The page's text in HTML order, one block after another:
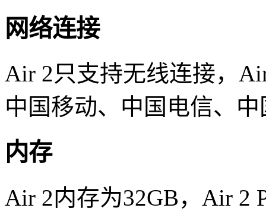
网络连接
Air 2只支持无线连接，
中国移动、中国电信、
内存
Air 2内存为32GB，Air 2